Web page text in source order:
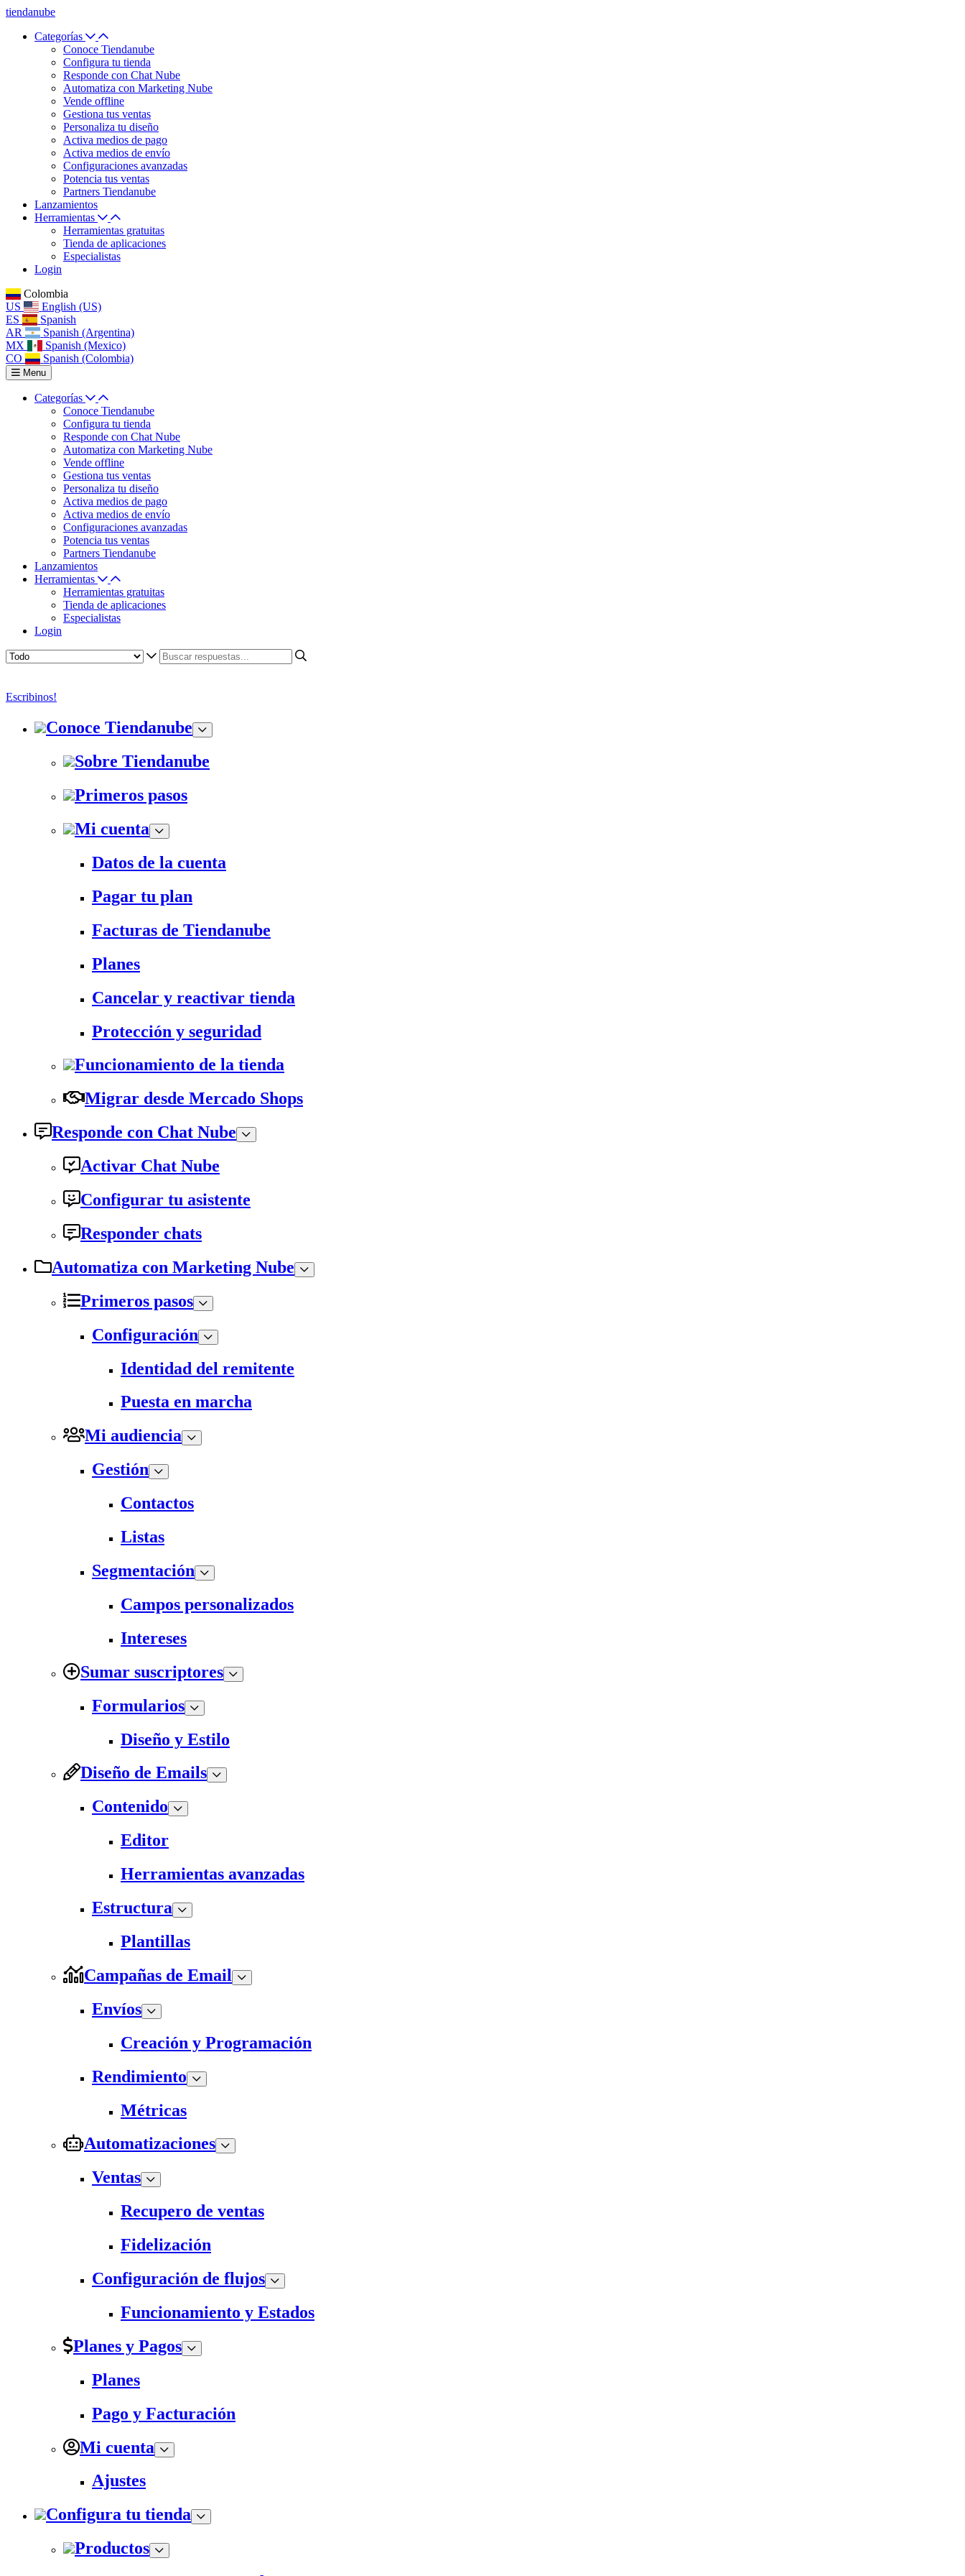
tiendanube
Categorías
Conoce Tiendanube
Configura tu tienda
Responde con Chat Nube
Automatiza con Marketing Nube
Vende offline
Gestiona tus ventas
Personaliza tu diseño
Activa medios de pago
Activa medios de envío
Configuraciones avanzadas
Potencia tus ventas
Partners Tiendanube
Lanzamientos
Herramientas
Herramientas gratuitas
Tienda de aplicaciones
Especialistas
Login
Colombia
US
English (US)
ES
Spanish
AR
Spanish (Argentina)
MX
Spanish (Mexico)
CO
Spanish (Colombia)
Menu
Categorías
Conoce Tiendanube
Configura tu tienda
Responde con Chat Nube
Automatiza con Marketing Nube
Vende offline
Gestiona tus ventas
Personaliza tu diseño
Activa medios de pago
Activa medios de envío
Configuraciones avanzadas
Potencia tus ventas
Partners Tiendanube
Lanzamientos
Herramientas
Herramientas gratuitas
Tienda de aplicaciones
Especialistas
Login
Escribinos!
Conoce Tiendanube
Sobre Tiendanube
Primeros pasos
Mi cuenta
Datos de la cuenta
Pagar tu plan
Facturas de Tiendanube
Planes
Cancelar y reactivar tienda
Protección y seguridad
Funcionamiento de la tienda
Migrar desde Mercado Shops
Responde con Chat Nube
Activar Chat Nube
Configurar tu asistente
Responder chats
Automatiza con Marketing Nube
Primeros pasos
Configuración
Identidad del remitente
Puesta en marcha
Mi audiencia
Gestión
Contactos
Listas
Segmentación
Campos personalizados
Intereses
Sumar suscriptores
Formularios
Diseño y Estilo
Diseño de Emails
Contenido
Editor
Herramientas avanzadas
Estructura
Plantillas
Campañas de Email
Envíos
Creación y Programación
Rendimiento
Métricas
Automatizaciones
Ventas
Recupero de ventas
Fidelización
Configuración de flujos
Funcionamiento y Estados
Planes y Pagos
Planes
Pago y Facturación
Mi cuenta
Ajustes
Configura tu tienda
Productos